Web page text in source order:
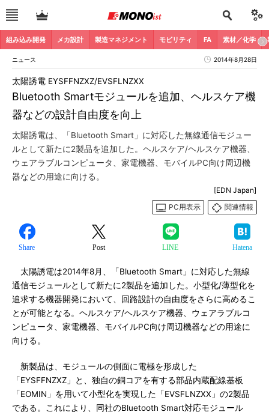
組み込み開発 メカ設計 製造マネジメント モビリティ FA 素材／化学
ニュース 2014年8月28日
Bluetooth Smartモジュールを追加、ヘルスケア機
器などの設計自由度を向上
太陽誘電 EYSFFNZXZ/EVSFLNZXX
太陽誘電は、「Bluetooth Smart」に対応した無線通信モジュー
ルとして新たに2製品を追加した。ヘルスケア/ヘルスケア機器、
ウェアラブルコンピュータ、家電機器、モバイルPC向け周辺機
器などの用途に向ける。
[EDN Japan]
PC用表示
関連情報
Share Post LINE Hatena
太陽誘電は2014年8月、「Bluetooth Smart」に対応した無線
通信モジュールとして新たに2製品を追加した。小型化/薄型化を
追求する機器開発において、回路設計の自由度をさらに高めるこ
とが可能となる。ヘルスケア/ヘルスケア機器、ウェアラブルコ
ンピュータ、家電機器、モバイルPC向け周辺機器などの用途に
向ける。
新製品は、モジュールの側面に電極を形成した
「EYSFFNZXZ」と、独自の銅コアを有する部品内蔵配線基板
「EOMIN」を用いて小型化を実現した「EVSFLNZXX」の2製品
である。これにより、同社のBluetooth Smart対応モジュール